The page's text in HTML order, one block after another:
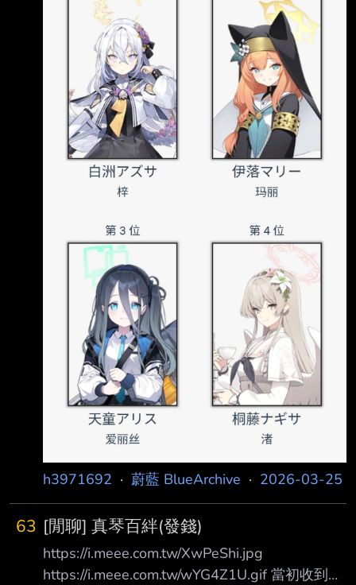
https://i.imgur.com/shfyF2I.jpeg 上一次做時愛麗
絲應該是排在第十名結果現在在我心中和Ke
h3971692 · 蔚藍 BlueArchive · 2026-03-25
63 [閒聊] 真琴百絆(發錢)
https://i.meee.com.tw/XwPeShi.jpg
https://i.meee.com.tw/wYG4Z1U.gif 當初收到第